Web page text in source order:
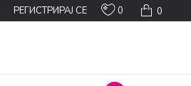
0
0
РЕГИСТРИРАЈ СЕ